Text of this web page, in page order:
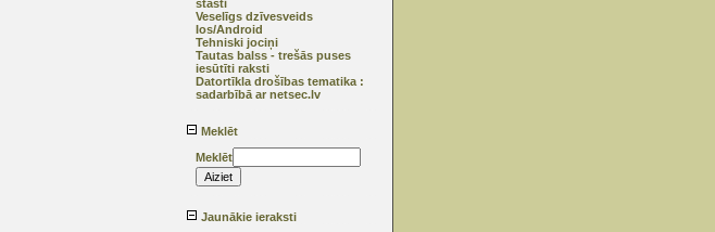
stāsti
Veselīgs dzīvesveids
Ios/Android
Tehniski jociņi
Tautas balss - trešās puses
iesūtīti raksti
Datortīkla drošības tematika :
sadarbībā ar netsec.lv
Meklēt
Meklēt
Jaunākie ieraksti